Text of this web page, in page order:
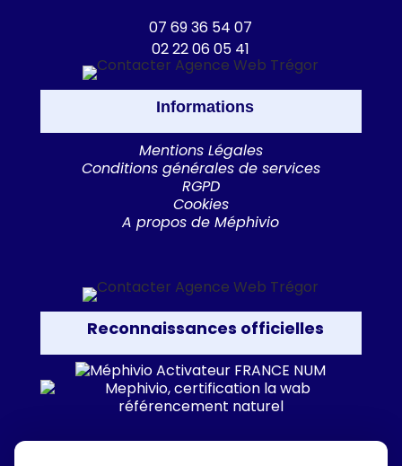
07 69 36 54 07
02 22 06 05 41
Informations
Mentions Légales
Conditions générales de services
RGPD
Cookies
A propos de Méphivio
Reconnaissances officielles